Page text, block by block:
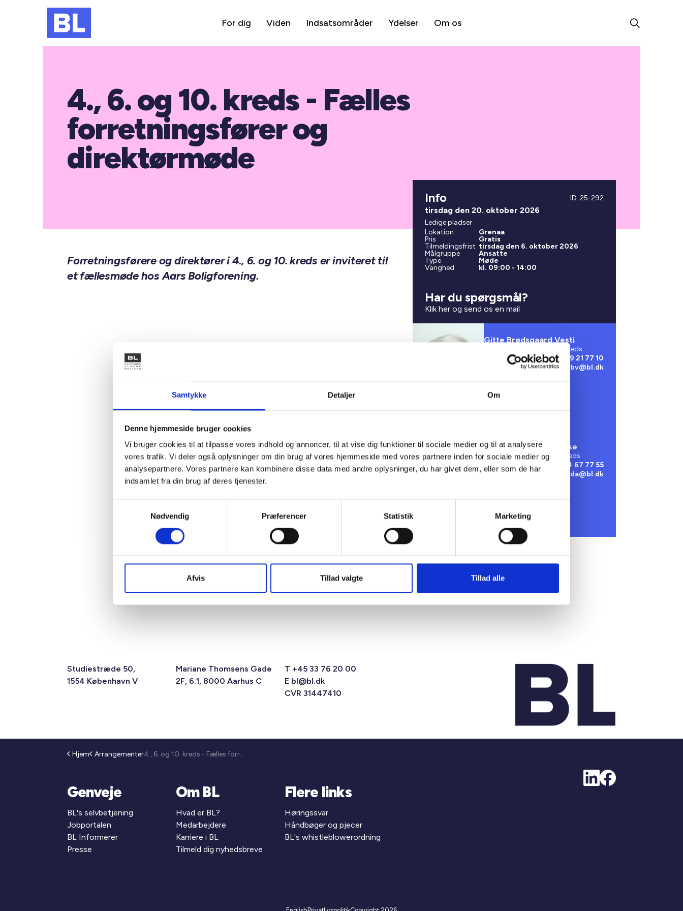
Samtykke Detaljer Om
Denne hjemmeside bruger cookies
Vi bruger cookies til at tilpasse vores indhold og annoncer, til at vise dig funktioner til sociale medier og til at analysere
vores trafik. Vi deler også oplysninger om din brug af vores hjemmeside med vores partnere inden for sociale medier og
analysepartnere. Vores partnere kan kombinere disse data med andre oplysninger, du har givet dem, eller som de har
indsamlet fra din brug af deres tjenester.
Nødvendig
Præferencer Statistik Marketing
Afvis Tillad valgte Tillad alle
For dig Viden Indsatsområder Ydelser Om os
4., 6. og 10. kreds - Fælles
forretningsfører og
direktørmøde
Forretningsførere og direktører i 4., 6. og 10. kreds er inviteret til
et fællesmøde hos Aars Boligforening.
Info ID: 25-292
tirsdag den 20. oktober 2026
Ledige pladser
Lokation
Grenaa
Pris
Gratis
Tilmeldingsfrist tirsdag den 6. oktober 2026
Målgruppe
Ansatte
Type
Møde
Varighed
kl. 09:00 - 14:00
Har du spørgsmål?
Klik her og send os en mail
Gitte Brødsgaard Vesti
Kredskonsulent 6. og 10. kreds
Telefon 29 21 77 10
gbv@bl.dk
Anita Henriette Dainese
Sekretær 4., 5., 7. og 10. kreds
Telefon 24 67 77 55
Email ada@bl.dk
Studiestræde 50,
1554 København V
Mariane Thomsens Gade
2F, 6.1, 8000 Aarhus C
T +45 33 76 20 00
E bl@bl.dk
CVR 31447410
Hjem Arrangementer 4., 6. og 10. kreds - Fælles forretningsfører og direktørmøde (25-292)
Genveje
BL's selvbetjening
Jobportalen
BL Informerer
Presse
Om BL
Hvad er BL?
Medarbejdere
Karriere i BL
Tilmeld dig nyhedsbreve
Flere links
Høringssvar
Håndbøger og pjecer
BL's whistleblowerordning